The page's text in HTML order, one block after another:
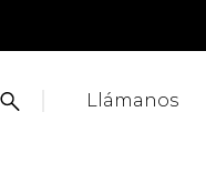
Llámanos